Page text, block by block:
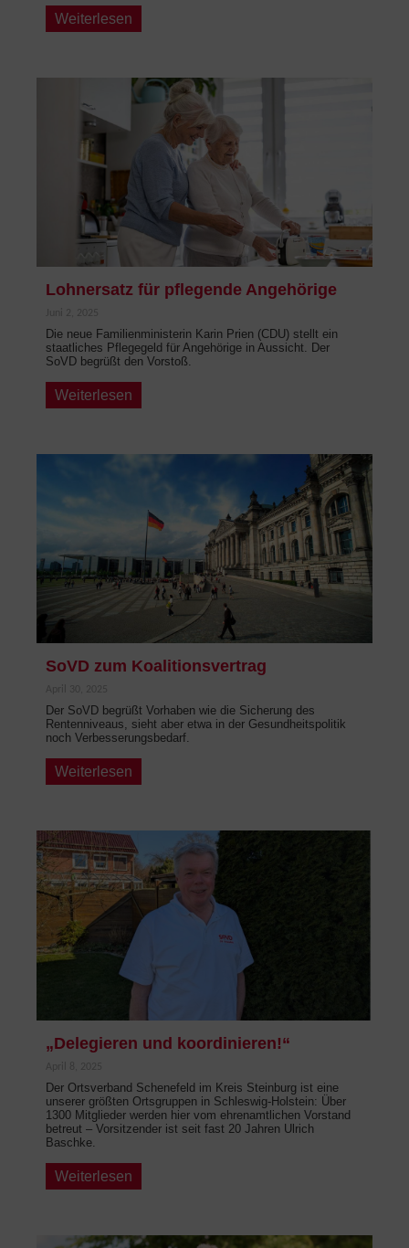
Weiterlesen
Lohnersatz für pflegende Angehörige
Juni 2, 2025
Die neue Familienministerin Karin Prien (CDU) stellt ein
staatliches Pflegegeld für Angehörige in Aussicht. Der
SoVD begrüßt den Vorstoß.
Weiterlesen
SoVD zum Koalitionsvertrag
April 30, 2025
Der SoVD begrüßt Vorhaben wie die Sicherung des
Rentenniveaus, sieht aber etwa in der Gesundheitspolitik
noch Verbesserungsbedarf.
Weiterlesen
„Delegieren und koordinieren!“
April 8, 2025
Der Ortsverband Schenefeld im Kreis Steinburg ist eine
unserer größten Ortsgruppen in Schleswig-Holstein: Über
1300 Mitglieder werden hier vom ehrenamtlichen Vorstand
betreut – Vorsitzender ist seit fast 20 Jahren Ulrich
Baschke.
Weiterlesen